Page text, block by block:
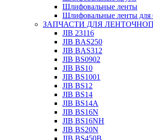
Шлифовальные ленты
Шлифовальные ленты для
ЗАПЧАСТИ ДЛЯ
JIB 23116
JIB BAS250
JIB BAS312
JIB BS0902
JIB BS10
JIB BS1001
JIB BS12
JIB BS14
JIB BS14А
JIB BS16N
JIB BS16NH
JIB BS20N
JIB BS450B